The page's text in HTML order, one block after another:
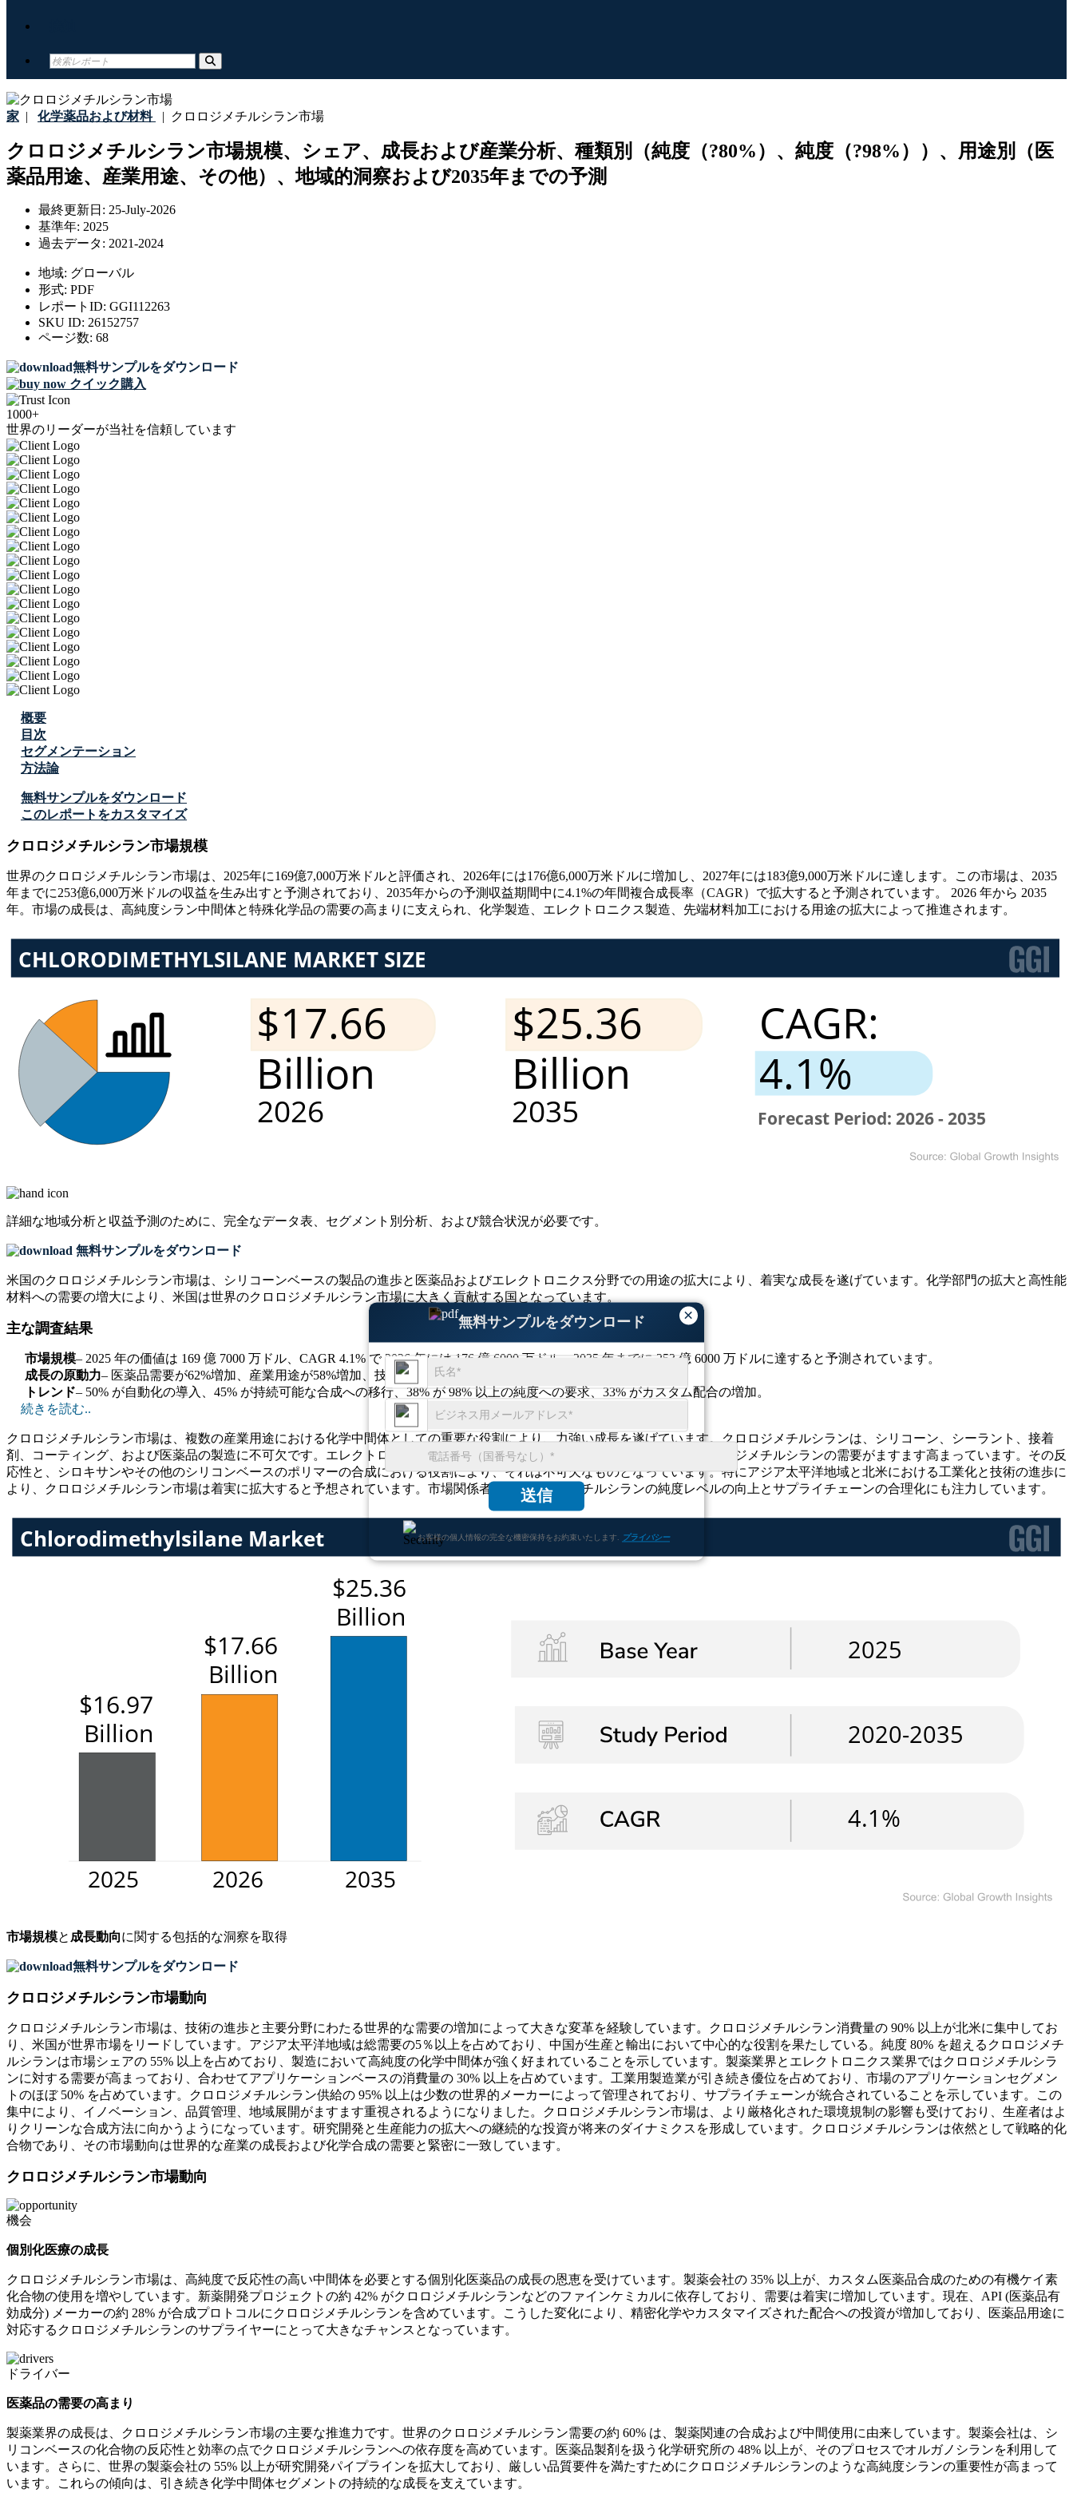
家 | 化学薬品および材料 | クロロジメチルシラン市場
クロロジメチルシラン市場規模、シェア、成長および産業分析、種類別（純度（?80%）、純度（?98%））、用途別（医
薬品用途、産業用途、その他）、地域的洞察および2035年までの予測
最終更新日: 25-July-2026
基準年: 2025
過去データ: 2021-2024
地域: グローバル
形式: PDF
レポートID: GGI112263
SKU ID: 26152757
ページ数: 68
無料サンプルをダウンロード
クイック購入
1000+
世界のリーダーが当社を信頼しています
×
無料サンプルをダウンロード
送信
お客様の個人情報の完全な機密保持をお約束いたします. プライバシー
概要
目次
セグメンテーション
方法論
無料サンプルをダウンロード
このレポートをカスタマイズ
クロロジメチルシラン市場規模
世界のクロロジメチルシラン市場は、2025年に169億7,000万米ドルと評価され、2026年には176億6,000万米ドルに増加し、2027年には183億9,000万米ドルに達します。この市場は、2035
年までに253億6,000万米ドルの収益を生み出すと予測されており、2035年からの予測収益期間中に4.1%の年間複合成長率（CAGR）で拡大すると予測されています。 2026 年から 2035
年。市場の成長は、高純度シラン中間体と特殊化学品の需要の高まりに支えられ、化学製造、エレクトロニクス製造、先端材料加工における用途の拡大によって推進されます。
詳細な地域分析と収益予測のために、 完全なデータ表、セグメント別分析、および競合状況が必要です。
無料サンプルをダウンロード
米国のクロロジメチルシラン市場は、シリコーンベースの製品の進歩と医薬品およびエレクトロニクス分野での用途の拡大により、着実な成長を遂げています。化学部門の拡大と高性能
材料への需要の増大により、米国は世界のクロロジメチルシラン市場に大きく貢献する国となっています。
主な調査結果
市場規模– 2025 年の価値は 169 億 7000 万ドル、CAGR 4.1% で 2026 年には 176 億 6000 万ドル、2035 年までに 253 億 6000 万ドルに達すると予測されています。
成長の原動力– 医薬品需要が62%増加、産業用途が58%増加、技術アップグレードが40%、高純度需要が35%増加。
トレンド– 50% が自動化の導入、45% が持続可能な合成への移行、38% が 98% 以上の純度への要求、33% がカスタム配合の増加。
続きを読む..
クロロジメチルシラン市場は、複数の産業用途における化学中間体としての重要な役割により、力強い成長を遂げています。クロロジメチルシランは、シリコーン、シーラント、接着
剤、コーティング、および医薬品の製造に不可欠です。エレクトロニクス、自動車、建設、ヘルスケアなどの業界では、クロロジメチルシランの需要がますます高まっています。その反
応性と、シロキサンやその他のシリコンベースのポリマーの合成における役割により、それは不可欠なものとなっています。特にアジア太平洋地域と北米における工業化と技術の進歩に
より、クロロジメチルシラン市場は着実に拡大すると予想されています。市場関係者は、クロロジメチルシランの純度レベルの向上とサプライチェーンの合理化にも注力しています。
市場規模と 成長動向に関する包括的な洞察を取得
無料サンプルをダウンロード
クロロジメチルシラン市場動向
クロロジメチルシラン市場は、技術の進歩と主要分野にわたる世界的な需要の増加によって大きな変革を経験しています。クロロジメチルシラン消費量の 90% 以上が北米に集中してお
り、米国が世界市場をリードしています。アジア太平洋地域は総需要の5％以上を占めており、中国が生産と輸出において中心的な役割を果たしている。純度 80% を超えるクロロジメチ
ルシランは市場シェアの 55% 以上を占めており、製造において高純度の化学中間体が強く好まれていることを示しています。製薬業界とエレクトロニクス業界ではクロロジメチルシラ
ンに対する需要が高まっており、合わせてアプリケーションベースの消費量の 30% 以上を占めています。工業用製造業が引き続き優位を占めており、市場のアプリケーションセグメン
トのほぼ 50% を占めています。クロロジメチルシラン供給の 95% 以上は少数の世界的メーカーによって管理されており、サプライチェーンが統合されていることを示しています。この
集中により、イノベーション、品質管理、地域展開がますます重視されるようになりました。クロロジメチルシラン市場は、より厳格化された環境規制の影響も受けており、生産者はよ
りクリーンな合成方法に向かうようになっています。研究開発と生産能力の拡大への継続的な投資が将来のダイナミクスを形成しています。クロロジメチルシランは依然として戦略的化
合物であり、その市場動向は世界的な産業の成長および化学合成の需要と緊密に一致しています。
クロロジメチルシラン市場動向
機会
個別化医療の成長
クロロジメチルシラン市場は、高純度で反応性の高い中間体を必要とする個別化医薬品の成長の恩恵を受けています。製薬会社の 35% 以上が、カスタム医薬品合成のための有機ケイ素
化合物の使用を増やしています。新薬開発プロジェクトの約 42% がクロロジメチルシランなどのファインケミカルに依存しており、需要は着実に増加しています。現在、API (医薬品有
効成分) メーカーの約 28% が合成プロトコルにクロロジメチルシランを含めています。こうした変化により、精密化学やカスタマイズされた配合への投資が増加しており、医薬品用途に
対応するクロロジメチルシランのサプライヤーにとって大きなチャンスとなっています。
ドライバー
医薬品の需要の高まり
製薬業界の成長は、クロロジメチルシラン市場の主要な推進力です。世界のクロロジメチルシラン需要の約 60% は、製薬関連の合成および中間使用に由来しています。製薬会社は、シ
リコンベースの化合物の反応性と効率の点でクロロジメチルシランへの依存度を高めています。医薬品製剤を扱う化学研究所の 48% 以上が、そのプロセスでオルガノシランを利用して
います。さらに、世界の製薬会社の 55% 以上が研究開発パイプラインを拡大しており、厳しい品質要件を満たすためにクロロジメチルシランのような高純度シランの重要性が高まって
います。これらの傾向は、引き続き化学中間体セグメントの持続的な成長を支えています。